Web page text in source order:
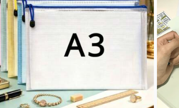
4,78
290 Seguidores